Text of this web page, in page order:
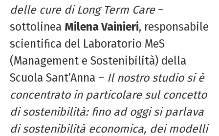
delle cure di Long Term Care–
sottolinea Milena Vainieri, responsabile
scientifica del Laboratorio MeS
(Management e Sostenibilità) della
Scuola Sant’Anna – Il nostro studio si è
concentrato in particolare sul concetto
di sostenibilità: fino ad oggi si parlava
di sostenibilità economica, dei modelli